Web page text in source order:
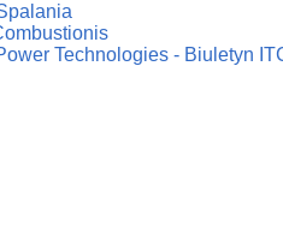
Technologies - Biuletyn